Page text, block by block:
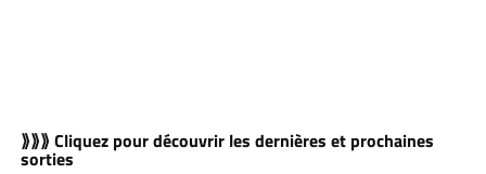
⟫⟫⟫ Cliquez pour découvrir les dernières et prochaines
sorties